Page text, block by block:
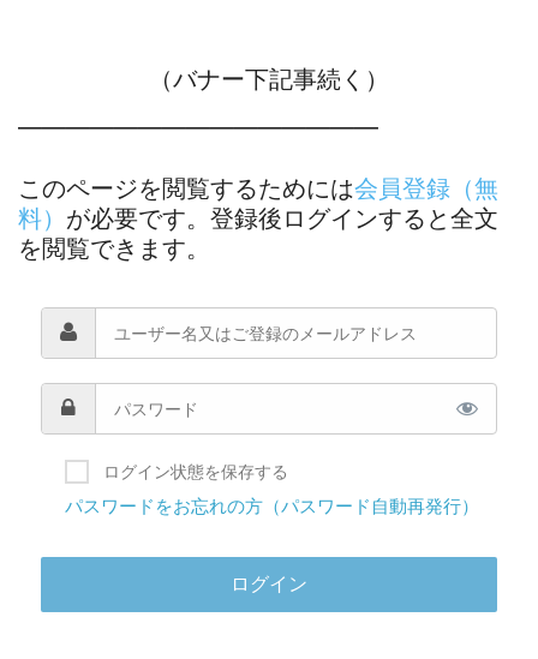
（バナー下記事続く）
―――――――――――――――
このページを閲覧するためには会員登録（無
料） が必要です。登録後ログインすると全文
を閲覧できます。
ログイン状態を保存する
パスワードをお忘れの方（パスワード自動再発行）